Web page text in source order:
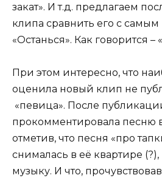
закат». И т.д. предлагаем
клипа сравнить его с
«Останься». Как говорится –
При этом интересно, что
оценила новый клип не
«певица». После
прокомментировала песню
отметив, что песня «про
снималась в её квартире (?),
музыку. И что,